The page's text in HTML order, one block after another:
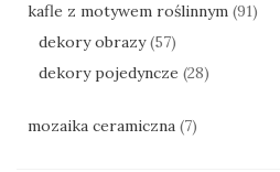
kafle z motywem roślinnym (91)
dekory obrazy (57)
dekory pojedyncze (28)
mozaika ceramiczna (7)